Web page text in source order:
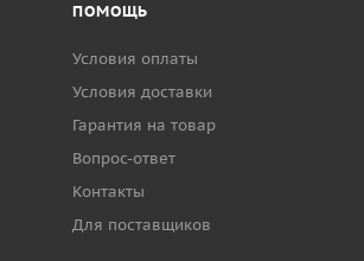
ПОМОЩЬ
Условия оплаты
Условия доставки
Гарантия на товар
Вопрос-ответ
Контакты
Для поставщиков